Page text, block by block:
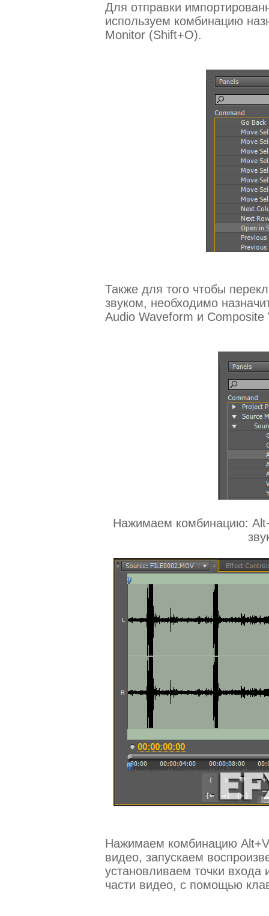
Для отправки
используем комбинацию
Monitor (Shift+O).
Также для того чтобы
звуком, необходимо
Audio Waveform и Composite
Нажимаем комбинацию:
Нажимаем комбинацию
видео, запускаем
установливаем точки
части видео, с помощью